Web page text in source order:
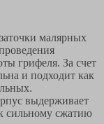
малярных
грифеля. За счет
и подходит как
выдерживает
сильному сжатию